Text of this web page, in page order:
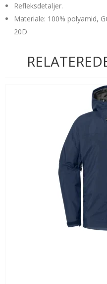
Refleksdetaljer.
Materiale: 100% polyamid,
20D